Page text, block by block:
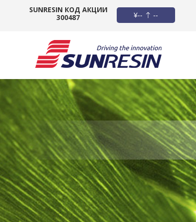
КОМПАНИЯ
ПРОДУКТ
ПРИЛОЖЕНИЕ
ИНВЕСТОРЫ
НОВОСТИ
КАРЬЕРА
КОНТАКТ
SUNRESIN КОД АКЦИИ
300487
¥-- --